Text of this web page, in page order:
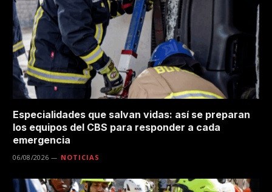
Especialidades que salvan vidas: así se preparan
los equipos del CBS para responder a cada
emergencia
06/08/2026 NOTICIAS